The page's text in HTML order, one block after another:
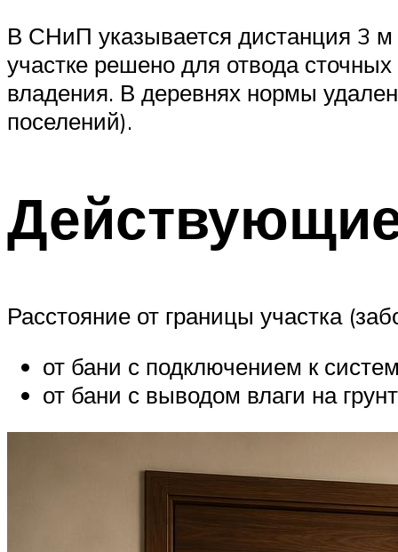
В СНиП указывается дистанция 3 м
участке решено для отвода
владения. В деревнях нормы
поселений).
Расстояние от границы участка
от бани с подключением к
от бани с выводом влаги на